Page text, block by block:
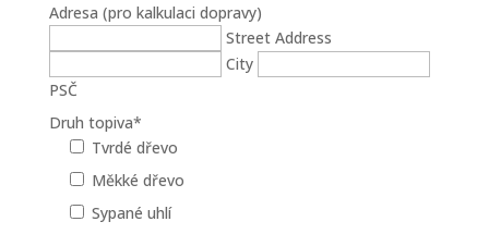
Adresa (pro kalkulaci dopravy)
Street Address
City
PSČ
Druh topiva*
Tvrdé dřevo
Měkké dřevo
Sypané uhlí